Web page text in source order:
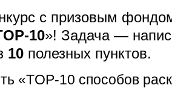
с призовым
10»! Задача —
10 полезных пунктов.
«TOP-10 способов